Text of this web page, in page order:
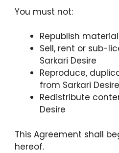
You must not:
Republish
Sell, rent or sub-
Sarkari Desire
Reproduce,
from Sarkari Desire
Redistribute
Desire
This Agreement shall
hereof.